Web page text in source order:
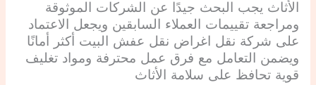
الأثاث يجب البحث جيدًا عن الشركات الموثوقة
ومراجعة تقييمات العملاء السابقين ويجعل الاعتماد
على شركة نقل اغراض نقل عفش البيت أكثر أمانًا
ويضمن التعامل مع فرق عمل محترفة ومواد تغليف
قوية تحافظ على سلامة الأثاث